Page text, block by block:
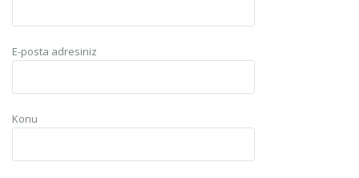
E-posta adresiniz
Konu